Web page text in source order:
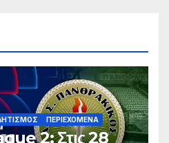
ΠΕΡΙΕΧΌΜΕΝΑ
2: Στις 28